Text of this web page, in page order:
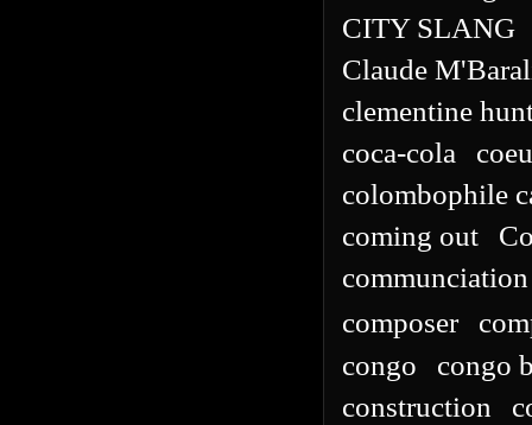
CITY SLANG
Claude
clementine
coca-cola
colombophile
coming out
composer
congo
congo
construction